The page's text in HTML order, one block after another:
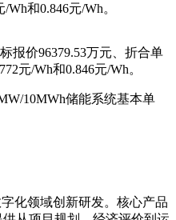
和0.846元/Wh。
报价96379.53万元、折合单
元/Wh和0.846元/Wh。
10MWh储能系统基本单
化领域创新研发。核心产品